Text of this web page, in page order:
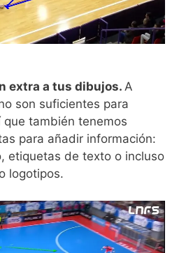
extra a tus dibujos. A
son suficientes para
también tenemos
para añadir información:
etiquetas de texto o incluso
logotipos.